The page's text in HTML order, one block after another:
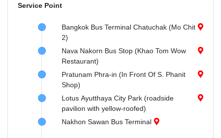
Service Point
Bangkok Bus Terminal Chatuchak (Mo Chit
2)
Nava Nakorn Bus Stop (Khao Tom Wow
Restaurant)
Pratunam Phra-in (In Front Of S. Phanit
Shop)
Lotus Ayutthaya City Park (roadside
pavilion with yellow-roofed)
Nakhon Sawan Bus Terminal